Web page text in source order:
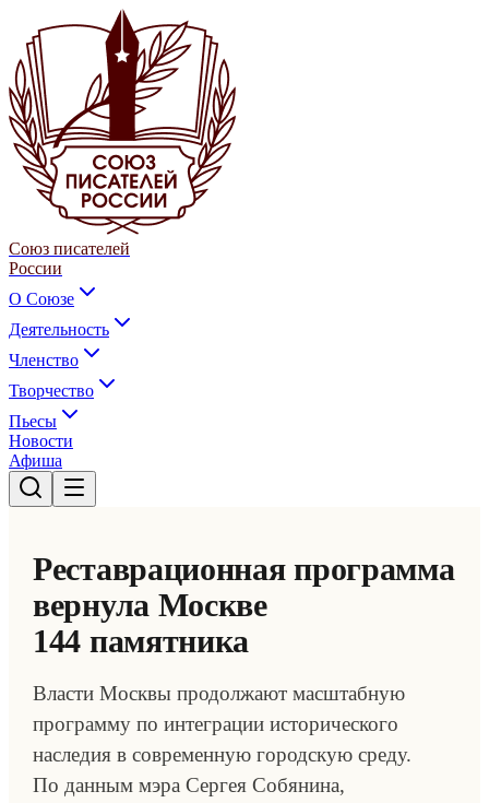
Союз писателей
России
О Союзе
Деятельность
Членство
Творчество
Пьесы
Новости
Афиша
Реставрационная программа
вернула Москве
144 памятника
Власти Москвы продолжают масштабную
программу по интеграции исторического
наследия в современную городскую среду.
По данным мэра Сергея Собянина,